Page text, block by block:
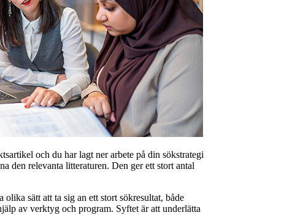
och du har lagt ner arbete på din sökstrategi
den relevanta litteraturen. Den ger ett stort antal
sätt att ta sig an ett stort sökresultat, både
av verktyg och program. Syftet är att underlätta